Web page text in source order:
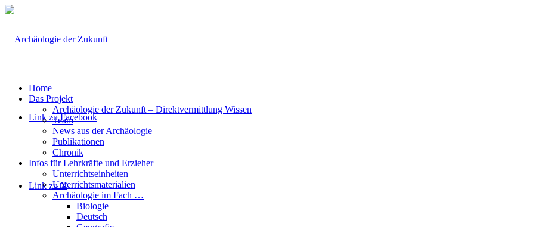
Link zu Facebook
Link zu X
Home
Das Projekt
Archäologie der Zukunft – Direktvermittlung Wissen
Team
News aus der Archäologie
Publikationen
Chronik
Infos für Lehrkräfte und Erzieher
Unterrichtseinheiten
Unterrichtsmaterialien
Archäologie im Fach …
Biologie
Deutsch